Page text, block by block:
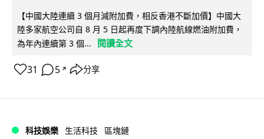
【中國大陸連續 3 個月減附加費，相反香港不斷加價】中國大
陸多家航空公司自 8 月 5 日起再度下調內陸航線燃油附加費，
為年內連續第 3 個...
閱讀全文
31 5 ↗ 分享
科技娛樂 生活科技 區塊鏈